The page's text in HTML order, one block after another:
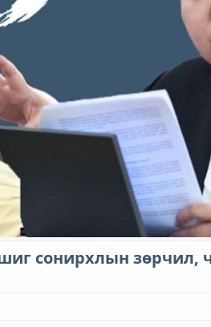
сонирхлын зөрчил,